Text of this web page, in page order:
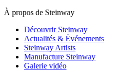
À propos de Steinway
Découvrir Steinway
Actualités & Événements
Steinway Artists
Manufacture Steinway
Galerie vidéo